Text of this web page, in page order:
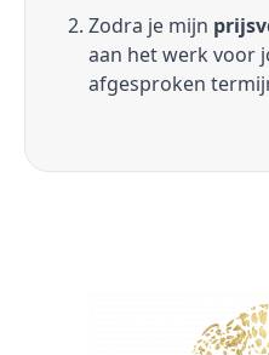
Zodra je mijn
aan het werk voor
afgesproken